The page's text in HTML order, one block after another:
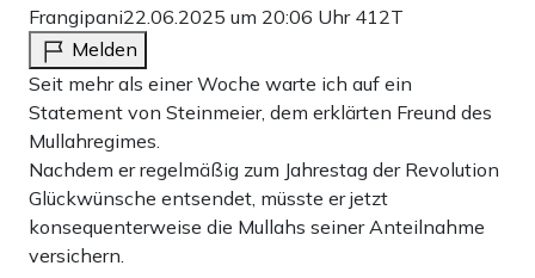
Frangipani22.06.2025 um 20:06 Uhr 412T
Melden
Seit mehr als einer Woche warte ich auf ein
Statement von Steinmeier, dem erklärten Freund des
Mullahregimes.
Nachdem er regelmäßig zum Jahrestag der Revolution
Glückwünsche entsendet, müsste er jetzt
konsequenterweise die Mullahs seiner Anteilnahme
versichern.